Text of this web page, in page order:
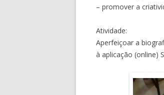
– promover a
Atividade:
Aperfeiçoar a
à aplicação (online)